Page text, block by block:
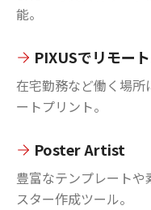
能。
PIXUSでリモー
在宅勤務など働く場所
ートプリント。
Poster Artist
豊富なテンプレート
スター作成ツール。